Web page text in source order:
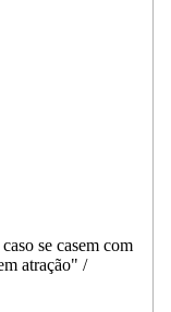
se casem com
atração" /